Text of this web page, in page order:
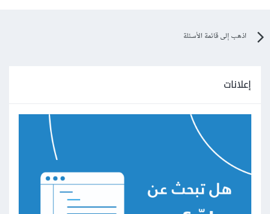
اذهب إلى قائمة الأسئلة
إعلانات